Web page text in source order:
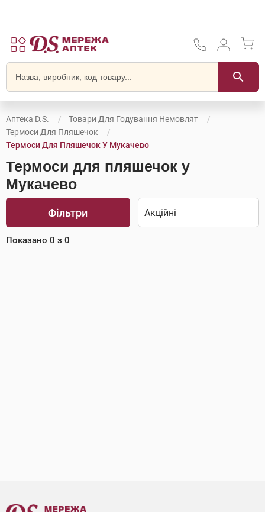
Аптека D.S.
Товари Для Годування Немовлят
Термоси Для Пляшечок
Термоси Для Пляшечок У Мукачево
Термоси для пляшечок у
Мукачево
Фільтри
Показано 0 з 0